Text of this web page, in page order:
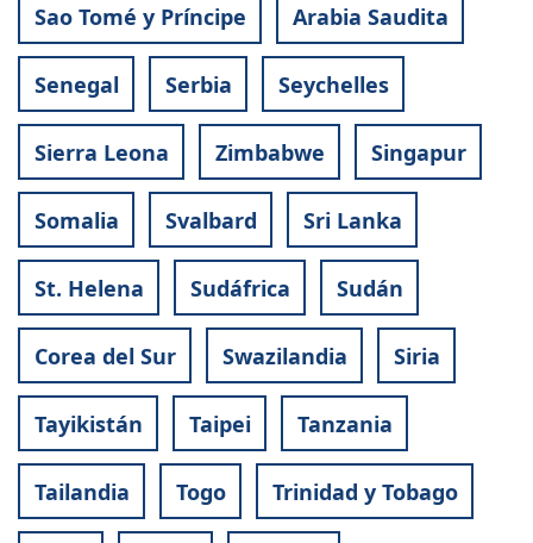
Sao Tomé y Príncipe Arabia Saudita
Senegal Serbia Seychelles
Sierra Leona Zimbabwe Singapur
Somalia Svalbard Sri Lanka
St. Helena Sudáfrica Sudán
Corea del Sur Swazilandia Siria
Tayikistán Taipei Tanzania
Tailandia Togo Trinidad y Tobago